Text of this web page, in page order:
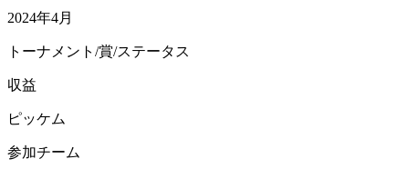
2024年4月
トーナメント/賞/ステータス
収益
ピッケム
参加チーム